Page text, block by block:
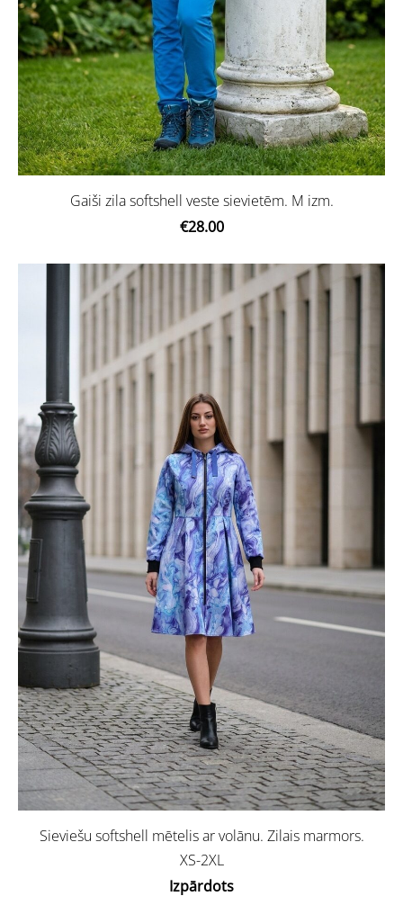
Gaiši zila softshell veste sievietēm. M izm.
€28.00
Sieviešu softshell mētelis ar volānu. Zilais marmors.
XS-2XL
Izpārdots